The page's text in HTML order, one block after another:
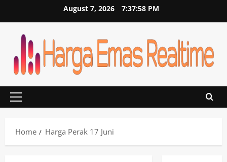
August 7, 2026 7:37:58 PM
Primary
Home
Harga Perak 17 Juni